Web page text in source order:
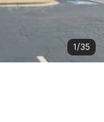
1/35